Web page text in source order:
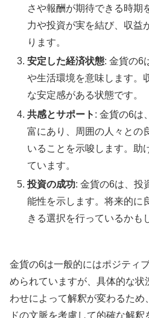
さや報酬が期待できる時期
力や投資が実を結び、収益
ります。
安定した経済状態: 金貨の6
や生活環境を意味します。
な安定感がある状態です。
共感とサポート : 金貨の6は
富にあり、周囲の人々との
いることを示唆します。助
ています。
投資の成功: 金貨の6は、投
能性を示します。将来的に
きる選択を行っているかも
金貨の6は一般的にはポジティ
められていますが、具体的な状
わせによって解釈が変わるた
ドの文脈を考慮して的確な解釈